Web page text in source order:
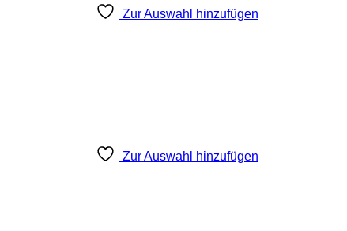
Zur Auswahl hinzufügen
Zur Auswahl hinzufügen